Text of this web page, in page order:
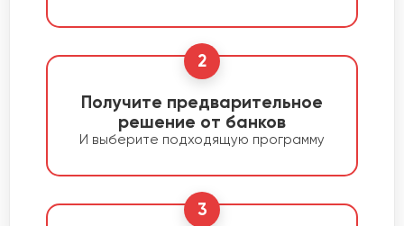
2
Получите предварительное
решение от банков
И выберите подходящую программу
3